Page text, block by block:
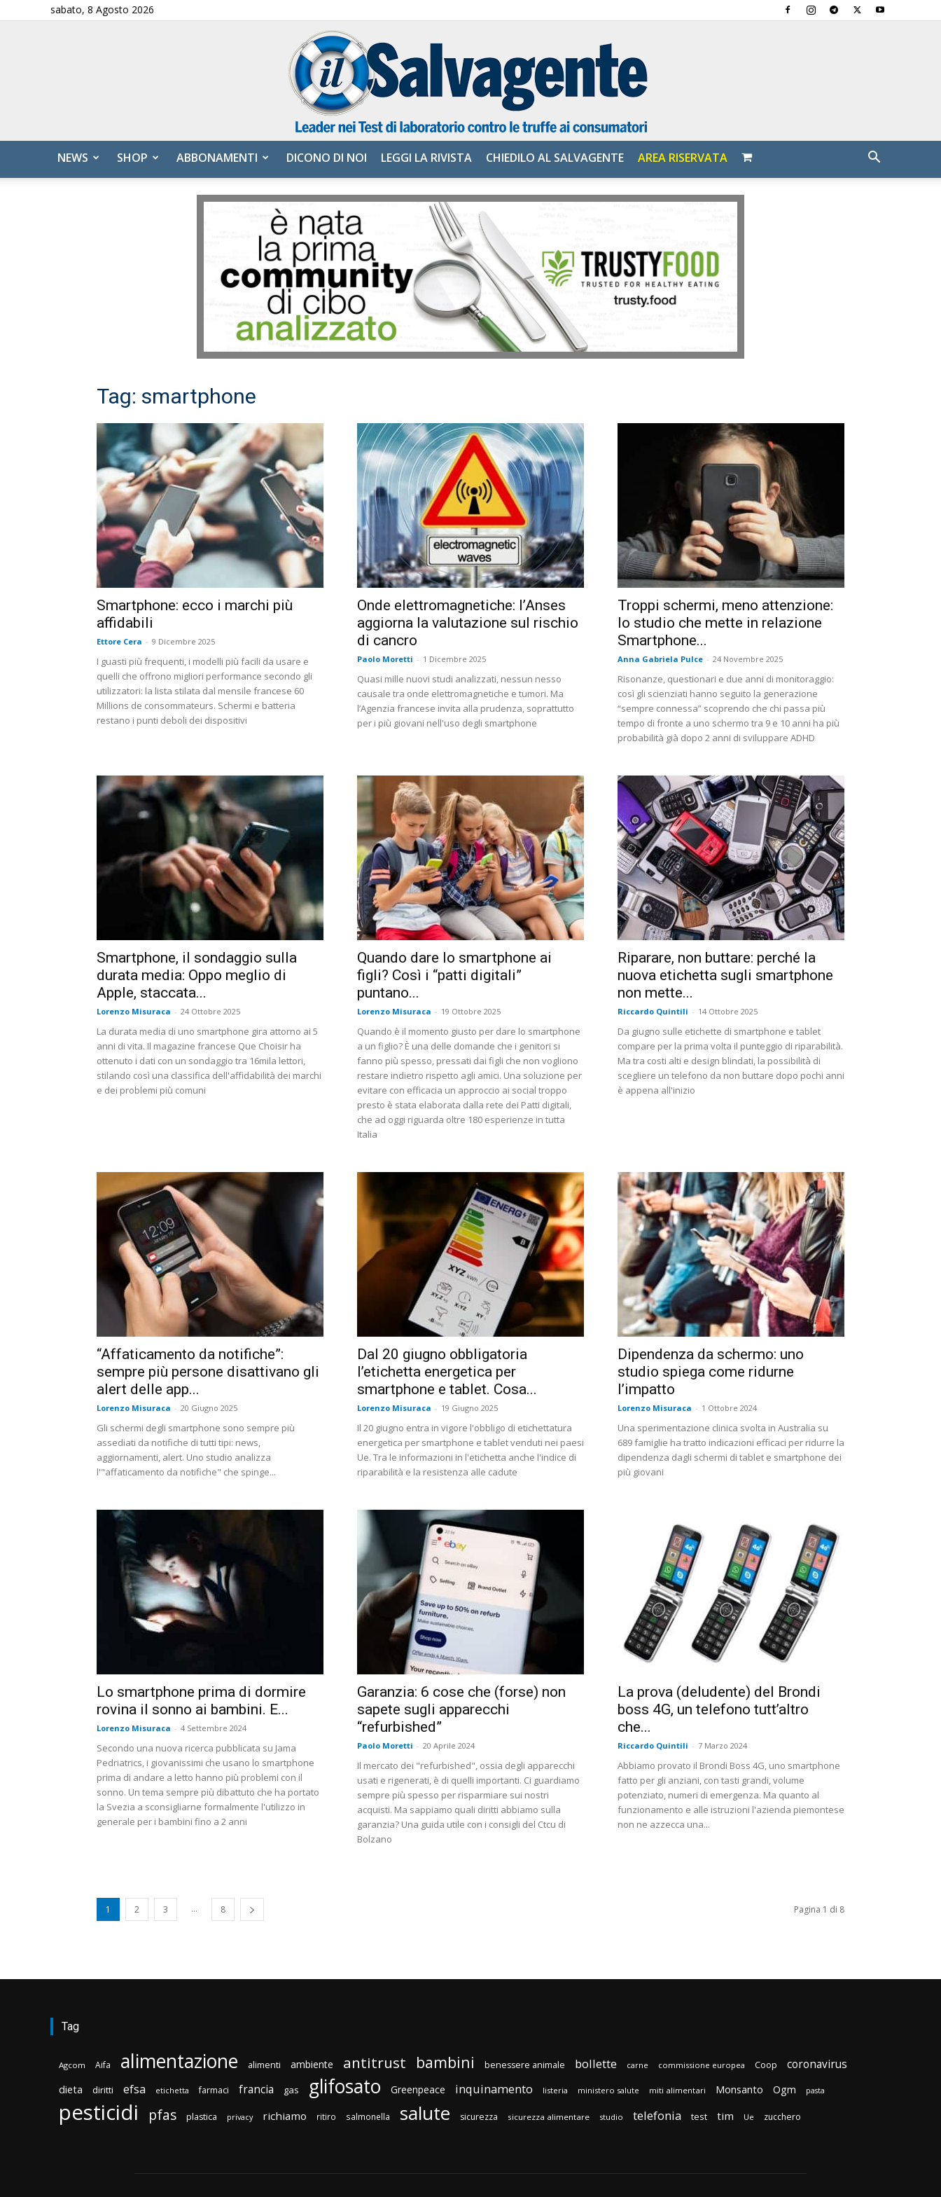
sabato, 8 Agosto 2026
Salvagente
NEWS SHOP ABBONAMENTI DICONO DI NOI LEGGI LA RIVISTA CHIEDILO AL SALVAGENTE AREA RISERVATA
Tag: smartphone
Smartphone: ecco i marchi più
affidabili
Ettore Cera - 9 Dicembre 2025
I guasti più frequenti, i modelli più facili da usare e
quelli che offrono migliori performance secondo gli
utilizzatori: la lista stilata dal mensile francese 60
Millions de consommateurs. Schermi e batteria
restano i punti deboli dei dispositivi
Onde elettromagnetiche: l’Anses
aggiorna la valutazione sul rischio
di cancro
Paolo Moretti - 1 Dicembre 2025
Quasi mille nuovi studi analizzati, nessun nesso
causale tra onde elettromagnetiche e tumori. Ma
l’Agenzia francese invita alla prudenza, soprattutto
per i più giovani nell'uso degli smartphone
Troppi schermi, meno attenzione:
lo studio che mette in relazione
Smartphone...
Anna Gabriela Pulce - 24 Novembre 2025
Risonanze, questionari e due anni di monitoraggio:
così gli scienziati hanno seguito la generazione
“sempre connessa” scoprendo che chi passa più
tempo di fronte a uno schermo tra 9 e 10 anni ha più
probabilità già dopo 2 anni di sviluppare ADHD
Smartphone, il sondaggio sulla
durata media: Oppo meglio di
Apple, staccata...
Lorenzo Misuraca - 24 Ottobre 2025
La durata media di uno smartphone gira attorno ai 5
anni di vita. Il magazine francese Que Choisir ha
ottenuto i dati con un sondaggio tra 16mila lettori,
stilando così una classifica dell'affidabilità dei marchi
e dei problemi più comuni
Quando dare lo smartphone ai
figli? Così i “patti digitali”
puntano...
Lorenzo Misuraca - 19 Ottobre 2025
Quando è il momento giusto per dare lo smartphone
a un figlio? È una delle domande che i genitori si
fanno più spesso, pressati dai figli che non vogliono
restare indietro rispetto agli amici. Una soluzione per
evitare con efficacia un approccio ai social troppo
presto è stata elaborata dalla rete dei Patti digitali,
che ad oggi riguarda oltre 180 esperienze in tutta
Italia
Riparare, non buttare: perché la
nuova etichetta sugli smartphone
non mette...
Riccardo Quintili - 14 Ottobre 2025
Da giugno sulle etichette di smartphone e tablet
compare per la prima volta il punteggio di riparabilità.
Ma tra costi alti e design blindati, la possibilità di
scegliere un telefono da non buttare dopo pochi anni
è appena all'inizio
“Affaticamento da notifiche”:
sempre più persone disattivano gli
alert delle app...
Lorenzo Misuraca - 20 Giugno 2025
Gli schermi degli smartphone sono sempre più
assediati da notifiche di tutti tipi: news,
aggiornamenti, alert. Uno studio analizza
l'"affaticamento da notifiche" che spinge...
Dal 20 giugno obbligatoria
l’etichetta energetica per
smartphone e tablet. Cosa...
Lorenzo Misuraca - 19 Giugno 2025
Il 20 giugno entra in vigore l'obbligo di etichettatura
energetica per smartphone e tablet venduti nei paesi
Ue. Tra le informazioni in l'etichetta anche l'indice di
riparabilità e la resistenza alle cadute
Dipendenza da schermo: uno
studio spiega come ridurne
l’impatto
Lorenzo Misuraca - 1 Ottobre 2024
Una sperimentazione clinica svolta in Australia su
689 famiglie ha tratto indicazioni efficaci per ridurre la
dipendenza dagli schermi di tablet e smartphone dei
più giovani
Lo smartphone prima di dormire
rovina il sonno ai bambini. E...
Lorenzo Misuraca - 4 Settembre 2024
Secondo una nuova ricerca pubblicata su Jama
Pedriatrics, i giovanissimi che usano lo smartphone
prima di andare a letto hanno più problemi con il
sonno. Un tema sempre più dibattuto che ha portato
la Svezia a sconsigliarne formalmente l'utilizzo in
generale per i bambini fino a 2 anni
Garanzia: 6 cose che (forse) non
sapete sugli apparecchi
“refurbished”
Paolo Moretti - 20 Aprile 2024
Il mercato dei "refurbished", ossia degli apparecchi
usati e rigenerati, è di quelli importanti. Ci guardiamo
sempre più spesso per risparmiare sui nostri
acquisti. Ma sappiamo quali diritti abbiamo sulla
garanzia? Una guida utile con i consigli del Ctcu di
Bolzano
La prova (deludente) del Brondi
boss 4G, un telefono tutt’altro
che...
Riccardo Quintili - 7 Marzo 2024
Abbiamo provato il Brondi Boss 4G, uno smartphone
fatto per gli anziani, con tasti grandi, volume
potenziato, numeri di emergenza. Ma quanto al
funzionamento e alle istruzioni l'azienda piemontese
non ne azzecca una...
1 2 3 ... 8 Pagina 1 di 8
Tag
Agcom Aifa alimentazione alimenti ambiente antitrust bambini benessere animale bollette carne commissione europea Coop coronavirus
dieta diritti efsa etichetta farmaci francia gas glifosato Greenpeace inquinamento listeria ministero salute miti alimentari Monsanto Ogm pasta
pesticidi pfas plastica privacy richiamo ritiro salmonella salute sicurezza sicurezza alimentare studio telefonia test tim Ue zucchero